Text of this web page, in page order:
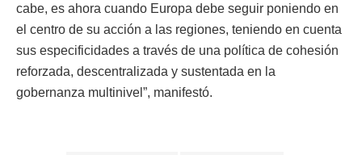
cabe, es ahora cuando Europa debe seguir poniendo en
el centro de su acción a las regiones, teniendo en cuenta
sus especificidades a través de una política de cohesión
reforzada, descentralizada y sustentada en la
gobernanza multinivel”, manifestó.